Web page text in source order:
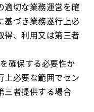
適切な業務運営を確
基づき業務遂行上必
得、利用又は第三者
保する必要性か
上必要な範囲でセン
三者提供する場合